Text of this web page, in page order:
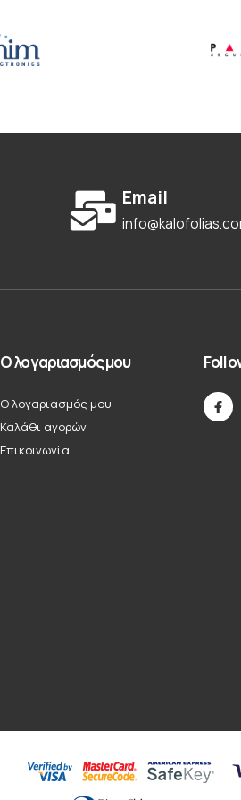
Email
Ο λογαριασμός μου
Ο λογαριασμός μου
Καλάθι αγορών
Επικοινωνία